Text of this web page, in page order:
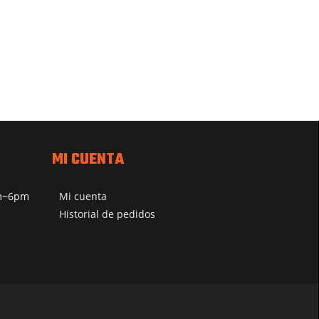
MI CUENTA
Mi cuenta
Historial de pedidos